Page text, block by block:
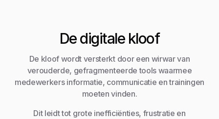
De digitale kloof
De kloof wordt versterkt door een wirwar van
verouderde, gefragmenteerde tools waarmee
medewerkers informatie, communicatie en trainingen
moeten vinden.
Dit leidt tot grote inefficiënties, frustratie en